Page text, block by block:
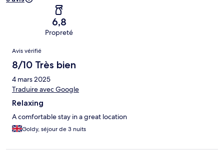
6,8
Propreté
Avis
Avis vérifié
8/10 Très bien
4 mars 2025
Traduire avec Google
Relaxing
A comfortable stay in a great location
Goldy, séjour de 3 nuits